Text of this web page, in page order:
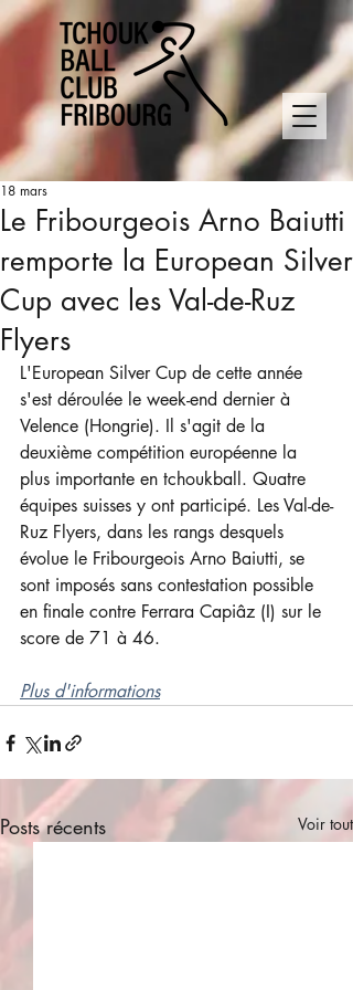
Le Fribourgeois Arno Baiutti
remporte la European Silver
Cup avec les Val-de-Ruz
Flyers
18 mars
L'European Silver Cup de cette année
s'est déroulée le week-end dernier à
Velence (Hongrie). Il s'agit de la
deuxième compétition européenne la
plus importante en tchoukball. Quatre
équipes suisses y ont participé. Les Val-de-
Ruz Flyers, dans les rangs desquels
évolue le Fribourgeois Arno Baiutti, se
sont imposés sans contestation possible
en finale contre Ferrara Capiâz (I) sur le
score de 71 à 46.
Plus d'informations
Posts récents Voir tout